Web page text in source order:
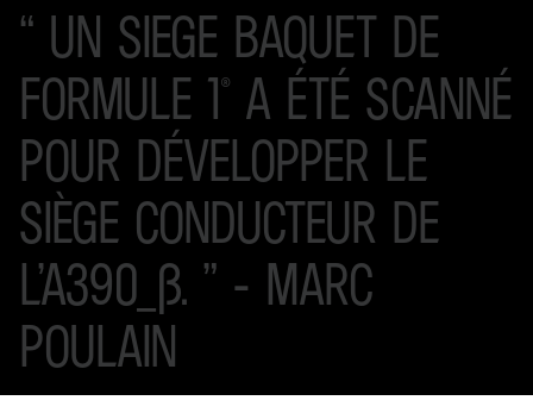
“ UN SIEGE BAQUET DE
FORMULE 1® A ÉTÉ SCANNÉ
POUR DÉVELOPPER LE
SIÈGE CONDUCTEUR DE
L’A390_Β. ” - MARC
POULAIN